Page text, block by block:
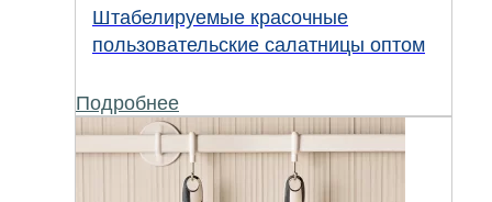
Штабелируемые красочные
пользовательские салатницы оптом
Подробнее